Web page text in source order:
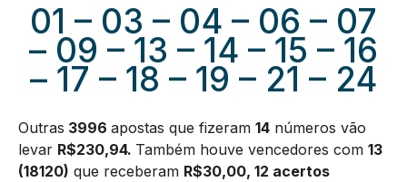
01 – 03 – 04 – 06 – 07
– 09 – 13 – 14 – 15 – 16
– 17 – 18 – 19 – 21 – 24
Outras 3996 apostas que fizeram 14 números vão
levar R$230,94. Também houve vencedores com 13
(18120) que receberam R$30,00, 12 acertos